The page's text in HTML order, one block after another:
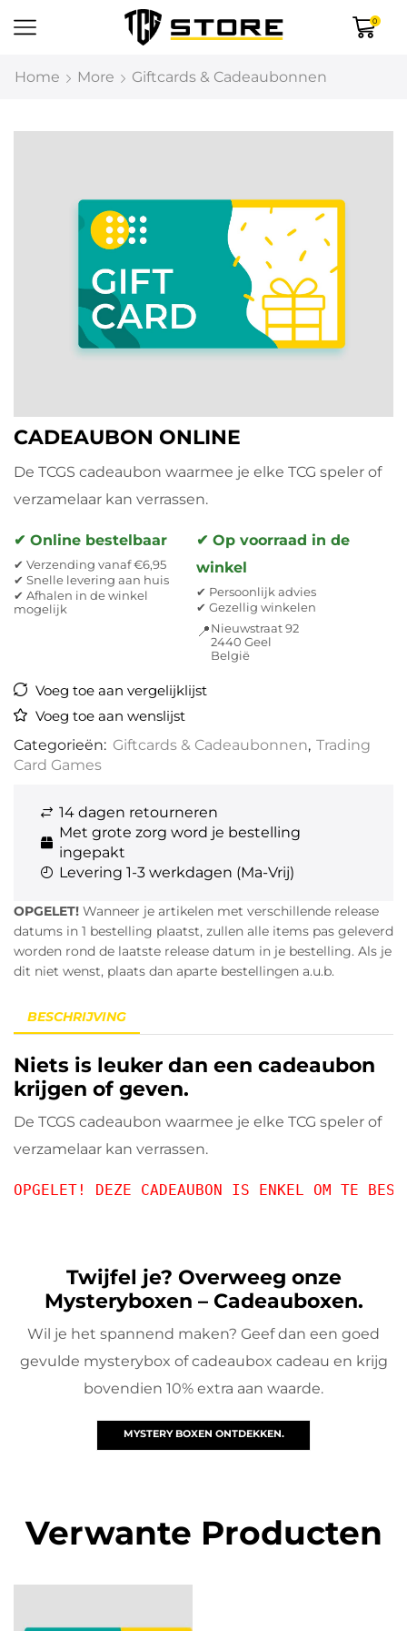
0
Home More Giftcards & Cadeaubonnen
CADEAUBON ONLINE
De TCGS cadeaubon waarmee je elke TCG speler of
verzamelaar kan verrassen.
✔ Online bestelbaar
✔ Verzending vanaf €6,95
✔ Snelle levering aan huis
✔ Afhalen in de winkel
mogelijk
✔ Op voorraad in de
winkel
✔ Persoonlijk advies
✔ Gezellig winkelen
📍Nieuwstraat 92
2440 Geel
België
Voeg toe aan vergelijklijst
Voeg toe aan wenslijst
Categorieën: Giftcards & Cadeaubonnen, Trading
Card Games
14 dagen retourneren
Met grote zorg word je bestelling
ingepakt
Levering 1-3 werkdagen (Ma-Vrij)
OPGELET! Wanneer je artikelen met verschillende release
datums in 1 bestelling plaatst, zullen alle items pas geleverd
worden rond de laatste release datum in je bestelling. Als je
dit niet wenst, plaats dan aparte bestellingen a.u.b.
BESCHRIJVING
Niets is leuker dan een cadeaubon
krijgen of geven.
De TCGS cadeaubon waarmee je elke TCG speler of
verzamelaar kan verrassen.
OPGELET! DEZE CADEAUBON IS ENKEL OM TE
Twijfel je? Overweeg onze
Mysteryboxen – Cadeauboxen.
Wil je het spannend maken? Geef dan een goed
gevulde mysterybox of cadeaubox cadeau en krijg
bovendien 10% extra aan waarde.
MYSTERY BOXEN ONTDEKKEN.
Verwante Producten